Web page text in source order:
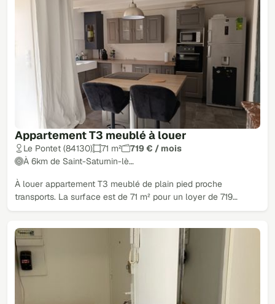
Appartement T3 meublé à louer
Le Pontet (84130) 71 m²
719 € / mois
À 6km de Saint-Saturnin-lè…
À louer appartement T3 meublé de plain pied proche
transports. La surface est de 71 m² pour un loyer de 719…